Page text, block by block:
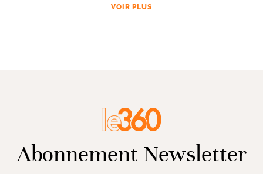
VOIR PLUS
Abonnement Newsletter